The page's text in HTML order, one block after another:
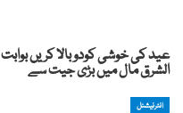
عید کی خوشی کودوبالا کریں بوابت
الشرق مال میں بڑی جیت سے
انٹرنیشنل